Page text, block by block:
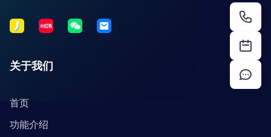
关于我们
首页
功能介绍